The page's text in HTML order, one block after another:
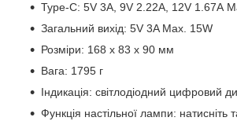
Type-C: 5V 3A, 9V 2.22A, 12V 1.67А
Загальний вихід: 5V 3A Max. 15W
Розміри: 168 x 83 x 90 мм
Вага: 1795 г
Індикація: світлодіодний цифровий
Функція настільної лампи: натисніть